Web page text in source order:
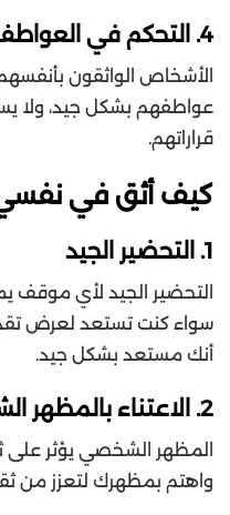
4. التحكم في العواطف
الأشخاص الواثقون
عواطفهم بشكل جيد، ولا
قراراتهم.
كيف أثق في نفسي
1. التحضير الجيد
التحضير الجيد لأي موقف
سواء كنت تستعد لعرض
أنك مستعد بشكل جيد.
2. الاعتناء بالمظهر الشخصي
المظهر الشخصي يؤثر على
واهتم بمظهرك لتعزز من